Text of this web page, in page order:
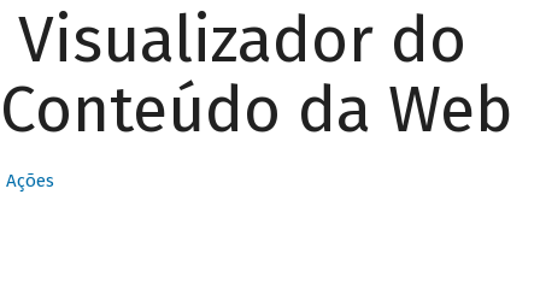
Visualizador do
Conteúdo da Web
Ações